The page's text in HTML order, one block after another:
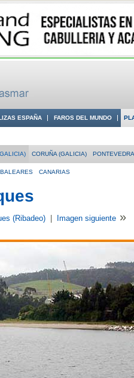
ESPAÑA FAROS DEL MUNDO
CORUÑA (GALICIA)
BALEARES CANARIAS
(Ribadeo) | Imagen siguiente »